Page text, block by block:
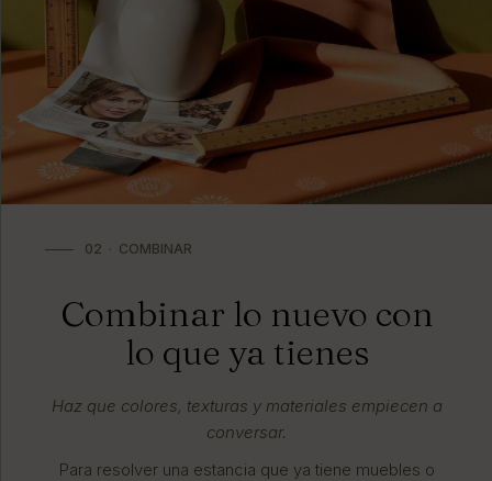
02 · COMBINAR
Combinar lo nuevo con
lo que ya tienes
Haz que colores, texturas y materiales empiecen a
conversar.
Para resolver una estancia que ya tiene muebles o